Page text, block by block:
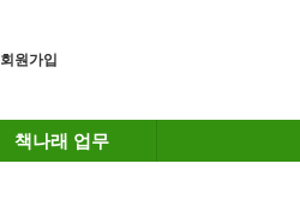
회원가입
책나래 업무